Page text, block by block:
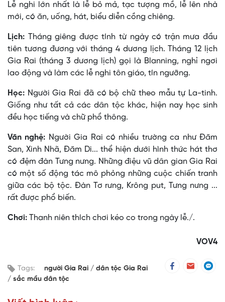
Lễ nghi lớn nhất là lễ bỏ mả, tạc tượng mồ, lễ lên nhà
mới, có ăn, uống, hát, biểu diễn cồng chiêng.
Lịch: Tháng giêng được tính từ ngày có trận mưa đầu
tiên tương đương với tháng 4 dương lịch. Tháng 12 lịch
Gia Rai (tháng 3 dương lịch) gọi là Blanning, nghỉ ngơi
lao động và làm các lễ nghi tôn giáo, tín ngưỡng.
Học: Người Gia Rai đã có bộ chữ theo mẫu tự La-tinh.
Giống như tất cả các dân tộc khác, hiện nay học sinh
đều học tiếng và chữ phổ thông.
Văn nghệ: Người Gia Rai có nhiều trường ca như Ðăm
San, Xinh Nhã, Ðăm Di... thể hiện dưới hình thức hát thơ
có đệm đàn Tưng nưng. Những điệu vũ dân gian Gia Rai
có một số động tác mô phỏng những cuộc chiến tranh
giữa các bộ tộc. Ðàn Tơ rưng, Krông put, Tưng nưng ...
rất được phổ biến.
Chơi: Thanh niên thích chơi kéo co trong ngày lễ./.
VOV4
Tags: người Gia Rai
dân tộc Gia Rai
sắc mầu dân tộc